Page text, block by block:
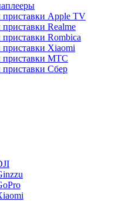
Apple TV
Realme
Rombica
Xiaomi
приставки МТС
Сбер